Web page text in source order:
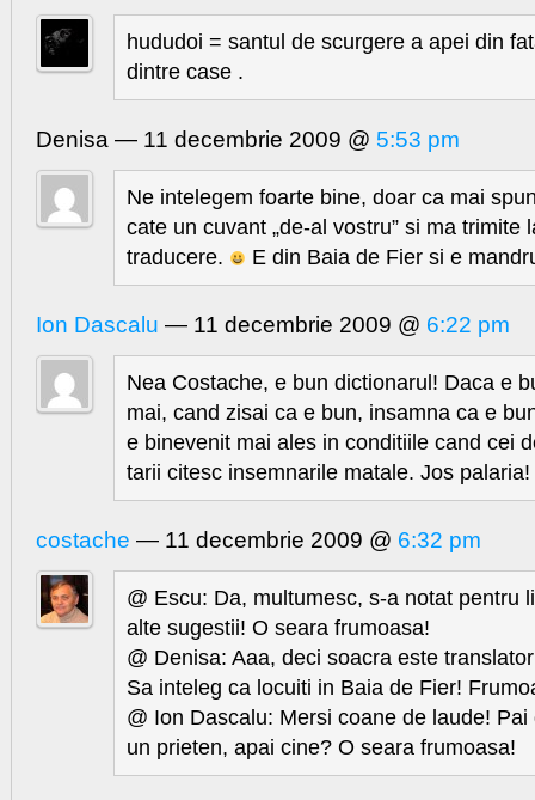
hududoi = santul de scurgere a apei din
dintre case .
Denisa — 11 decembrie 2009 @ 5:53 pm
Ne intelegem foarte bine, doar ca mai
cate un cuvant „de-al vostru” si ma trimite
traducere.
E din Baia de Fier si e
Ion Dascalu — 11 decembrie 2009 @ 6:22 pm
Nea Costache, e bun dictionarul! Daca e
mai, cand zisai ca e bun, insamna ca e
e binevenit mai ales in conditiile cand cei
tarii citesc insemnarile matale. Jos
costache — 11 decembrie 2009 @ 6:32 pm
@ Escu: Da, multumesc, s-a notat pentru
alte sugestii! O seara frumoasa!
@ Denisa: Aaa, deci soacra este
Sa inteleg ca locuiti in Baia de Fier!
@ Ion Dascalu: Mersi coane de laude!
un prieten, apai cine? O seara frumoasa!